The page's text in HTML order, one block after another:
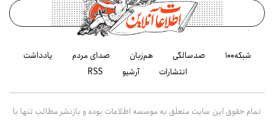
شبکه۱۰۰ صدسالگی هم‌زبان صدای مردم
یادداشت
انتشارات
آرشیو RSS
تمام حقوق این سایت متعلق به موسسه اطلاعات بوده و بازنشر مطالب تنها با